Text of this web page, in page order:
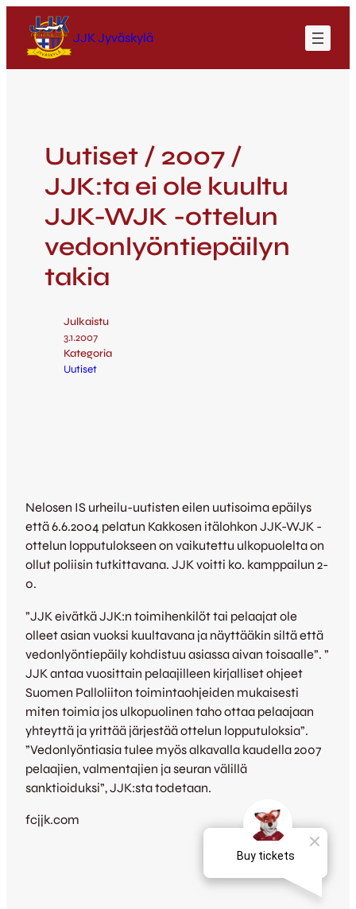
JJK Jyväskylä
Uutiset / 2007 /
JJK:ta ei ole kuultu
JJK-WJK -ottelun
vedonlyöntiepäilyn
takia
Julkaistu
3.1.2007
Kategoria
Uutiset
Nelosen IS urheilu-uutisten eilen uutisoima epäilys
että 6.6.2004 pelatun Kakkosen itälohkon JJK-WJK -
ottelun lopputulokseen on vaikutettu ulkopuolelta on
ollut poliisin tutkittavana. JJK voitti ko. kamppailun 2-
0.
”JJK eivätkä JJK:n toimihenkilöt tai pelaajat ole
olleet asian vuoksi kuultavana ja näyttääkin siltä että
vedonlyöntiepäily kohdistuu asiassa aivan toisaalle”. ”
JJK antaa vuosittain pelaajilleen kirjalliset ohjeet
Suomen Palloliiton toimintaohjeiden mukaisesti
miten toimia jos ulkopuolinen taho ottaa pelaajaan
yhteyttä ja yrittää järjestää ottelun lopputuloksia”.
”Vedonlyöntiasia tulee myös alkavalla kaudella 2007
pelaajien, valmentajien ja seuran välillä
sanktioiduksi”, JJK:sta todetaan.
fcjjk.com